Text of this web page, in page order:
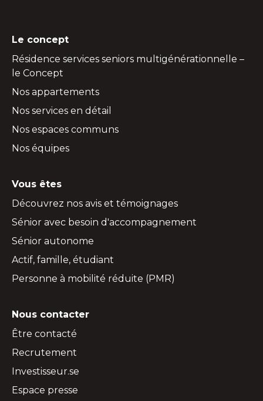
Le concept
Résidence services seniors multigénérationnelle –
le Concept
Nos appartements
Nos services en détail
Nos espaces communs
Nos équipes
Vous êtes
Découvrez nos avis et témoignages
Sénior avec besoin d'accompagnement
Sénior autonome
Actif, famille, étudiant
Personne à mobilité réduite (PMR)
Nous contacter
Être contacté
Recrutement
Investisseur.se
Espace presse